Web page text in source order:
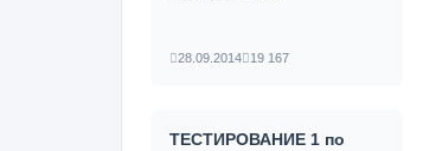
28.09.2014 19 167
ТЕСТИРОВАНИЕ 1 по